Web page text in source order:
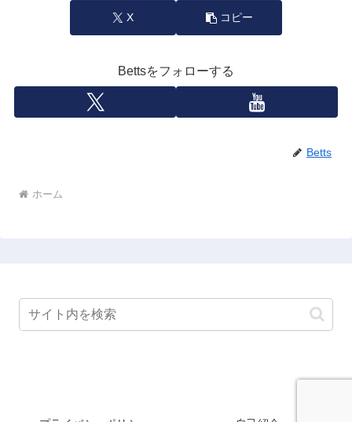
X コピー
Bettsをフォローする
Betts
ホーム